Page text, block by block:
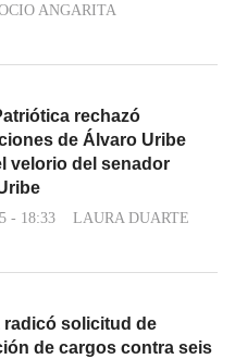
ANGARITA
rechazó
de Álvaro Uribe
velorio del senador
- 18:33 LAURA DUARTE
radicó solicitud de
de cargos contra seis